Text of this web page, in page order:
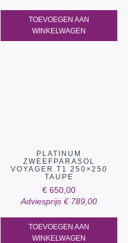
TOEVOEGEN AAN
WINKELWAGEN
PLATINUM
ZWEEFPARASOL
VOYAGER T1 250×250
TAUPE
€ 650,00
Adviesprijs €789,00
TOEVOEGEN AAN
WINKELWAGEN